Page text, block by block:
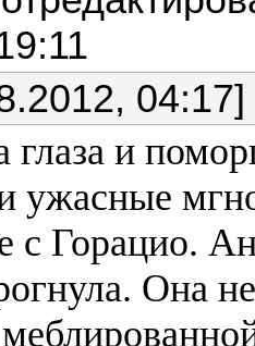
04:17]
и
ужасные
с Горацио.
Она